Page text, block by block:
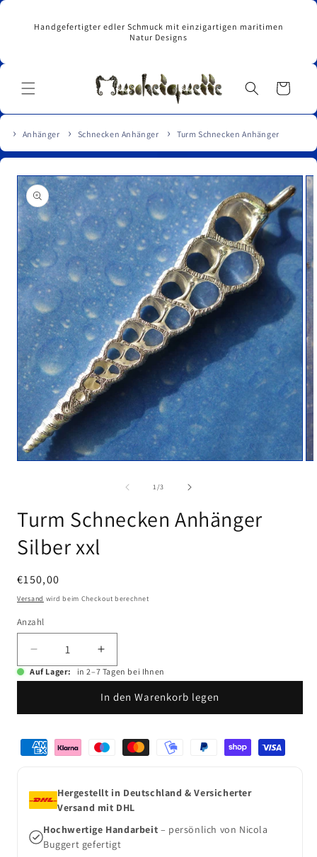
Inhalt
Handgefertigter edler Schmuck mit einzigartigen maritimen
Natur Designs
Warenkorb
Anhänger Schnecken Anhänger Turm Schnecken Anhänger
Medien
1/von
3
Turm Schnecken Anhänger
Silber xxl
Normaler
Preis
€150,00
Versand wird beim Checkout berechnet
Anzahl
Anzahl
Verringere
die
Menge
Turm
Anhänger
Silber
Erhöhe
die
Menge
für
Turm
Anhänger
Silber
Auf Lager: in 2–7 Tagen bei Ihnen
In den Warenkorb legen
Zahlungsmethoden
Hergestellt in Deutschland & Versicherter
Versand mit DHL
Hochwertige Handarbeit – persönlich von Nicola
Buggert gefertigt